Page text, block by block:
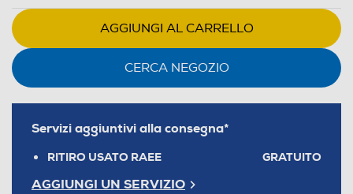
AGGIUNGI AL CARRELLO
CERCA NEGOZIO
Servizi aggiuntivi alla consegna*
RITIRO USATO RAEE GRATUITO
AGGIUNGI UN SERVIZIO